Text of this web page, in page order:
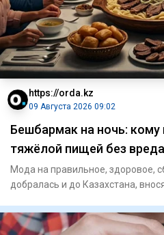
https://orda.kz
09 Августа 2026 09:02
Бешбармак на ночь:
тяжёлой пищей без
Мода на правильное, здоровое,
добралась и до Казахстана,